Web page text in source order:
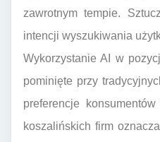
zawrotnym tempie.
intencji wyszukiwania
Wykorzystanie AI w
pominięte przy
preferencje
koszalińskich firm